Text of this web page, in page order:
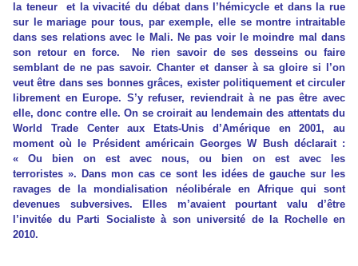
la teneur et la vivacité du débat dans l’hémicycle et dans la rue
sur le mariage pour tous, par exemple, elle se montre intraitable
dans ses relations avec le Mali. Ne pas voir le moindre mal dans
son retour en force. Ne rien savoir de ses desseins ou faire
semblant de ne pas savoir. Chanter et danser à sa gloire si l’on
veut être dans ses bonnes grâces, exister politiquement et circuler
librement en Europe. S’y refuser, reviendrait à ne pas être avec
elle, donc contre elle. On se croirait au lendemain des attentats du
World Trade Center aux Etats-Unis d’Amérique en 2001, au
moment où le Président américain Georges W Bush déclarait :
« Ou bien on est avec nous, ou bien on est avec les
terroristes ». Dans mon cas ce sont les idées de gauche sur les
ravages de la mondialisation néolibérale en Afrique qui sont
devenues subversives. Elles m’avaient pourtant valu d’être
l’invitée du Parti Socialiste à son université de la Rochelle en
2010.